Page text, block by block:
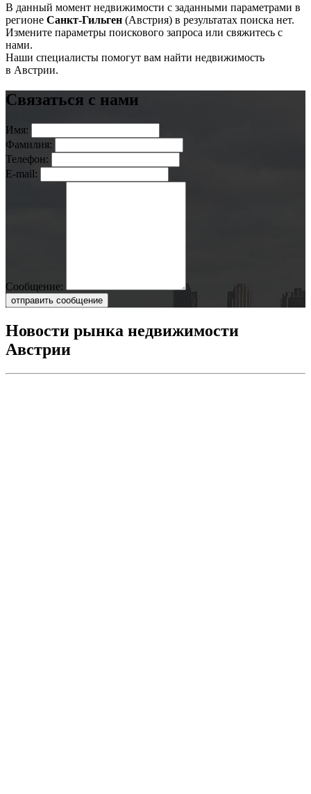
В данный момент недвижимости с заданными параметрами в
регионе Санкт-Гильген (Австрия) в результатах поиска нет.
Измените параметры поискового запроса или свяжитесь с
нами.
Наши специалисты помогут вам найти недвижимость
в Австрии.
Связаться с нами
Имя:
Фамилия:
Телефон:
E-mail:
Сообщение:
отправить сообщение
Новости рынка недвижимости
Австрии